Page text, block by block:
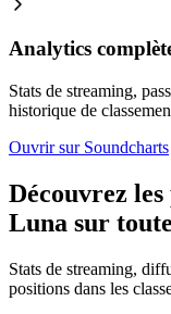
Analytics
Stats de streaming,
historique de
Ouvrir sur Soundcharts
Découvrez
Luna sur
Stats de streaming,
positions dans les